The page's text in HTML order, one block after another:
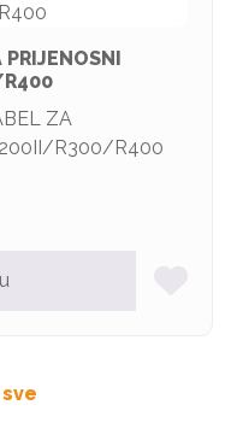
ZA
R300/R400